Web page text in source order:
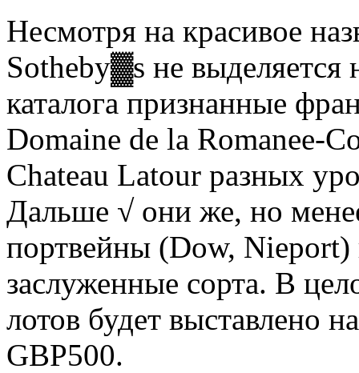
Несмотря на красивое
Sotheby▓s не
каталога признанные
Domaine de la Romanee-
Chateau Latour разных
Дальше √ они же, но
портвейны (Dow, Nieport)
заслуженные сорта. В
лотов будет выставлено
GBP500.